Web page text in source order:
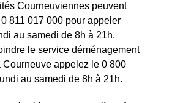
Courneuviennes peuvent
811 017 000 pour appeler
au samedi de 8h à 21h.
le service déménagement
Courneuve appelez le 0 800
au samedi de 8h à 21h.